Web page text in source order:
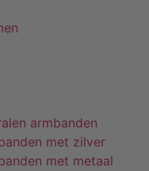
armbanden
met zilver
met metaal